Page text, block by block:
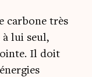
carbone très
lui seul,
Il doit